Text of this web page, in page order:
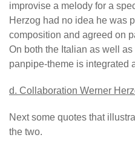
improvise a melody for a
Herzog had no idea he was
composition and agreed on
On both the Italian as well
panpipe-theme is integrated
d. Collaboration Werner
Next some quotes that
the two.